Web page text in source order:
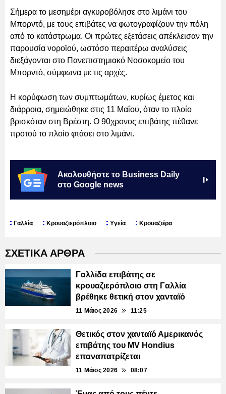
Σήμερα το μεσημέρι αγκυροβόλησε στο λιμάνι του
Μπορντό, με τους επιβάτες να φωτογραφίζουν την πόλη
από το κατάστρωμα. Οι πρώτες εξετάσεις απέκλεισαν την
παρουσία νοροϊού, ωστόσο περαιτέρω αναλύσεις
διεξάγονται στο Πανεπιστημιακό Νοσοκομείο του
Μπορντό, σύμφωνα με τις αρχές.
Η κορύφωση των συμπτωμάτων, κυρίως έμετος και
διάρροια, σημειώθηκε στις 11 Μαΐου, όταν το πλοίο
βρισκόταν στη Βρέστη. Ο 90χρονος επιβάτης πέθανε
προτού το πλοίο φτάσει στο λιμάνι.
Ακολουθήστε το Business Daily
στο Google news
Γαλλία Κρουαζιερόπλοιο Υγεία Κρουαζιέρα
ΣΧΕΤΙΚΑ ΑΡΘΡΑ
Γαλλίδα επιβάτης σε
κρουαζιερόπλοιο στη Γαλλία
βρέθηκε θετική στον χανταϊό
11 Μάιος 2026 11:25
Θετικός στον χανταϊό Αμερικανός
επιβάτης του MV Hondius
επαναπατρίζεται
11 Μάιος 2026 08:07